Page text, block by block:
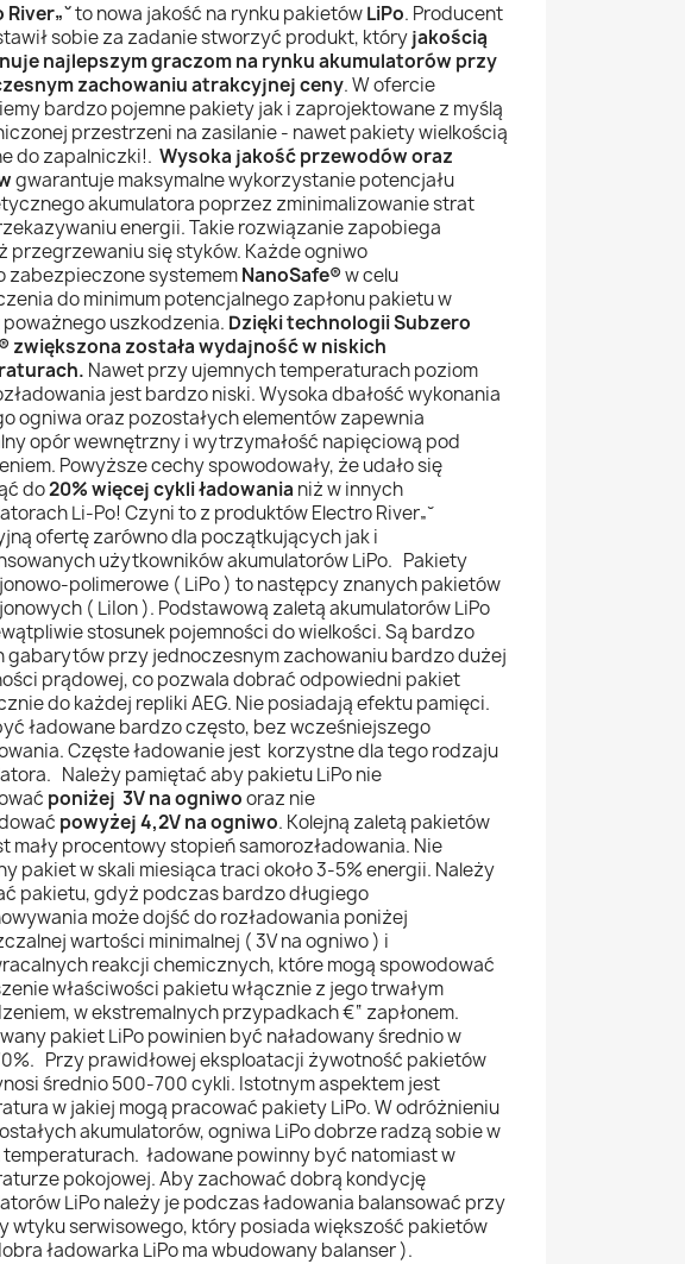
to nowa jakość na rynku pakietówLiPo. Producent
sobie za zadanie stworzyć produkt, któryjakością
najlepszym graczom na rynku akumulatorów przy
zachowaniu atrakcyjnej ceny. W ofercie
bardzo pojemne pakiety jak i zaprojektowane z myślą
przestrzeni na zasilanie - nawet pakiety wielkością
do zapalniczki!. Wysoka jakość przewodów oraz
gwarantuje maksymalne wykorzystanie potencjału
akumulatora poprzez zminimalizowanie strat
energii. Takie rozwiązanie zapobiega
przegrzewaniu się styków. Każde ogniwo
zabezpieczone systememNanoSafe®w celu
do minimum potencjalnego zapłonu pakietu w
uszkodzenia. Dzięki technologii Subzero
zwiększona została wydajność w niskich
Nawet przy ujemnych temperaturach poziom
jest bardzo niski. Wysoka dbałość wykonania
ogniwa oraz pozostałych elementów zapewnia
opór wewnętrzny i wytrzymałość napięciową pod
Powyższe cechy spowodowały, że udało się
do20% więcej cykli ładowania niż w innych
Li-Po! Czyni to z produktów Electro River„˘
ofertę zarówno dla początkujących jak i
użytkowników akumulatorów LiPo. Pakiety
polimerowe ( LiPo ) to następcy znanych pakietów
( LiIon ). Podstawową zaletą akumulatorów LiPo
stosunek pojemności do wielkości. Są bardzo
gabarytów przy jednoczesnym zachowaniu bardzo dużej
prądowej, co pozwala dobrać odpowiedni pakiet
do każdej repliki AEG. Nie posiadają efektu pamięci.
ładowane bardzo często, bez wcześniejszego
Częste ładowanie jest korzystne dla tego rodzaju
Należy pamiętać aby pakietu LiPo nie
poniżej 3V na ogniwooraz nie
powyżej 4,2V na ogniwo. Kolejną zaletą pakietów
mały procentowy stopień samorozładowania. Nie
pakiet w skali miesiąca traci około 3-5% energii. Należy
pakietu, gdyż podczas bardzo długiego
może dojść do rozładowania poniżej
wartości minimalnej ( 3V na ogniwo ) i
reakcji chemicznych, które mogą spowodować
właściwości pakietu włącznie z jego trwałym
w ekstremalnych przypadkach €“ zapłonem.
pakiet LiPo powinien być naładowany średnio w
Przy prawidłowej eksploatacji żywotność pakietów
średnio 500-700 cykli. Istotnym aspektem jest
w jakiej mogą pracować pakiety LiPo. W odróżnieniu
akumulatorów, ogniwa LiPo dobrze radzą sobie w
temperaturach. ładowane powinny być natomiast w
pokojowej. Aby zachować dobrą kondycję
LiPo należy je podczas ładowania balansować przy
wtyku serwisowego, który posiada większość pakietów
ładowarka LiPo ma wbudowany balanser ).